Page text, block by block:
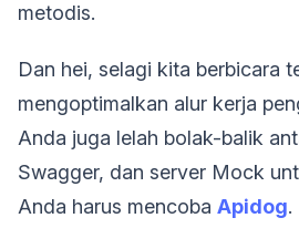
metodis.
Dan hei, selagi kita berbicara
mengoptimalkan alur kerja
Anda juga lelah bolak-balik
Swagger, dan server Mock
Anda harus mencoba Apidog.